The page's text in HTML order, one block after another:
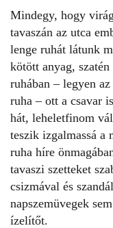
Mindegy, hogy
tavaszán az utca
lenge ruhát látunk
kötött anyag,
ruhában – legyen az
ruha – ott a csavar
hát, leheletfinom
teszik izgalmassá a
ruha híre
tavaszi szetteket
csizmával és
napszemüvegek
ízelítőt.